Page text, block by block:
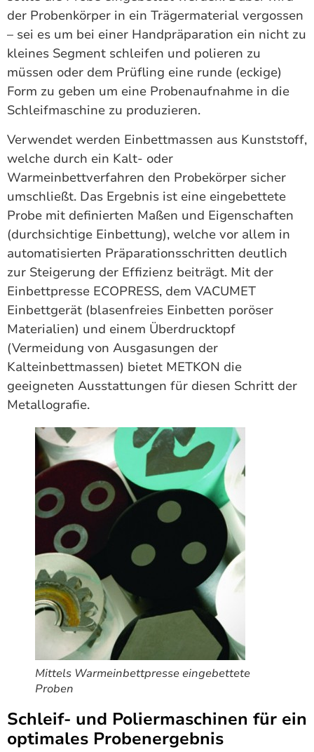
der Probenkörper in ein Trägermaterial vergossen
– sei es um bei einer Handpräparation ein nicht zu
kleines Segment schleifen und polieren zu
müssen oder dem Prüfling eine runde (eckige)
Form zu geben um eine Probenaufnahme in die
Schleifmaschine zu produzieren.
Verwendet werden Einbettmassen aus Kunststoff,
welche durch ein Kalt- oder
Warmeinbettverfahren den Probekörper sicher
umschließt. Das Ergebnis ist eine eingebettete
Probe mit definierten Maßen und Eigenschaften
(durchsichtige Einbettung), welche vor allem in
automatisierten Präparationsschritten deutlich
zur Steigerung der Effizienz beiträgt. Mit der
Einbettpresse ECOPRESS, dem VACUMET
Einbettgerät (blasenfreies Einbetten poröser
Materialien) und einem Überdrucktopf
(Vermeidung von Ausgasungen der
Kalteinbettmassen) bietet METKON die
geeigneten Ausstattungen für diesen Schritt der
Metallografie.
Mittels Warmeinbettpresse eingebettete
Proben
Schleif- und Poliermaschinen für ein
optimales Probenergebnis